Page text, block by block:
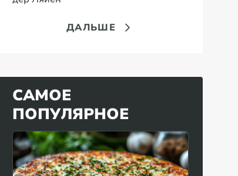
ДАЛЬШЕ
САМОЕ
ПОПУЛЯРНОЕ